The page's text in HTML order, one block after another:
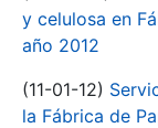
y celulosa en
año 2012
(11-01-12)
la Fábrica de